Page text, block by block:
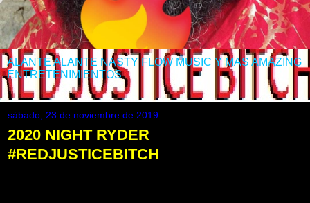
ALANTE ALANTE NASTY FLOW MUSIC Y MAS AMAZING
ENTRETENIMIENTOS
sábado, 23 de noviembre de 2019
2020 NIGHT RYDER
#REDJUSTICEBITCH